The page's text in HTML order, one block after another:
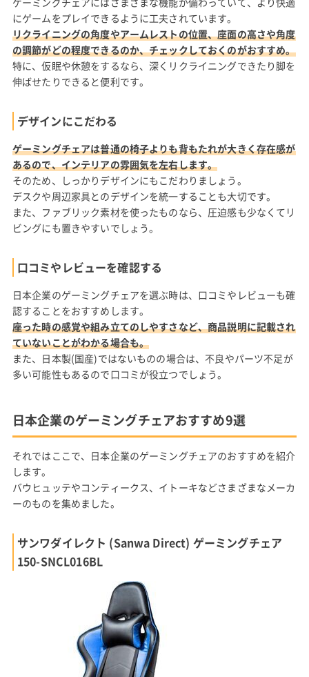
にゲームをプレイできるように工夫されています。
リクライニングの角度やアームレストの位置、座面の高さや角度
の調節がどの程度できるのか、チェックしておくのがおすすめ。
特に、仮眠や休憩をするなら、深くリクライニングできたり脚を
伸ばせたりできると便利です。
デザインにこだわる
ゲーミングチェアは普通の椅子よりも背もたれが大きく存在感が
あるので、インテリアの雰囲気を左右します。
そのため、しっかりデザインにもこだわりましょう。
デスクや周辺家具とのデザインを統一することも大切です。
また、ファブリック素材を使ったものなら、圧迫感も少なくてリ
ビングにも置きやすいでしょう。
口コミやレビューを確認する
日本企業のゲーミングチェアを選ぶ時は、口コミやレビューも確
認することをおすすめします。
座った時の感覚や組み立てのしやすさなど、商品説明に記載され
ていないことがわかる場合も。
また、日本製(国産)ではないものの場合は、不良やパーツ不足が
多い可能性もあるので口コミが役立つでしょう。
日本企業のゲーミングチェアおすすめ9選
それではここで、日本企業のゲーミングチェアのおすすめを紹介
します。
バウヒュッテやコンティークス、イトーキなどさまざまなメーカ
ーのものを集めました。
サンワダイレクト (Sanwa Direct) ゲーミングチェア
150-SNCL016BL